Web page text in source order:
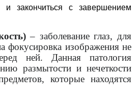
и закончиться с завершением
– заболевание глаз, для
фокусировка изображения не
ней. Данная патология
размытости и нечеткости
которые находятся